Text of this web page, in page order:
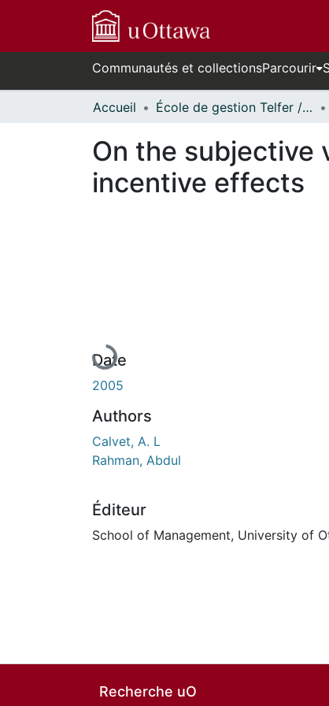
Communautés et collectionsParcourir
Accueil École de gestion Telfer // Telfer School of Management
On the subjective
incentive effects
En cours de chargement...
Date
2005
Authors
Calvet, A. L
Rahman, Abdul
Éditeur
School of Management, University of
Recherche uO